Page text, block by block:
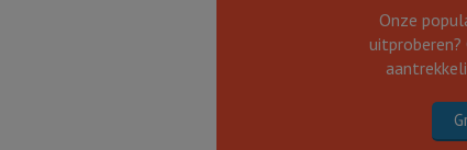
Onze
uitproberen?